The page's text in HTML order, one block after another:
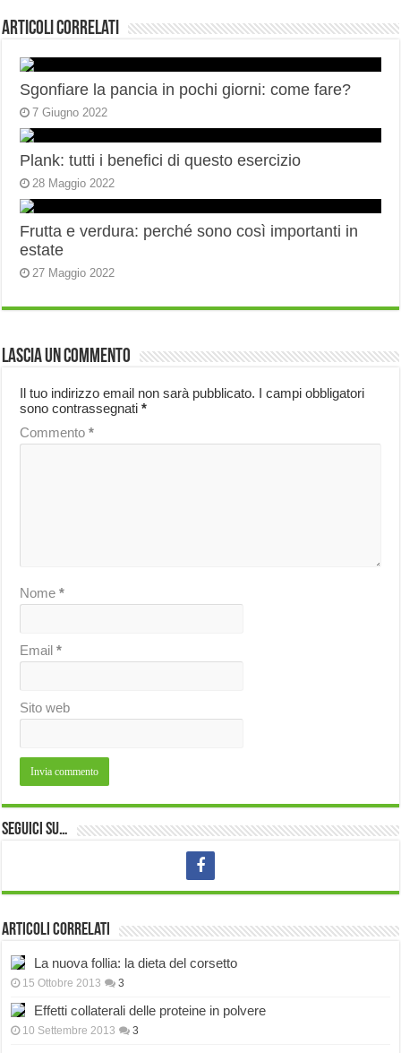
Articoli correlati
Sgonfiare la pancia in pochi giorni: come fare?
7 Giugno 2022
Plank: tutti i benefici di questo esercizio
28 Maggio 2022
Frutta e verdura: perché sono così importanti in
estate
27 Maggio 2022
Lascia un commento
Il tuo indirizzo email non sarà pubblicato. I campi obbligatori
sono contrassegnati*
Commento*
Nome*
Email*
Sito web
Seguici su…
Articoli correlati
La nuova follia: la dieta del corsetto
15 Ottobre 2013 3
Effetti collaterali delle proteine in polvere
10 Settembre 2013 3